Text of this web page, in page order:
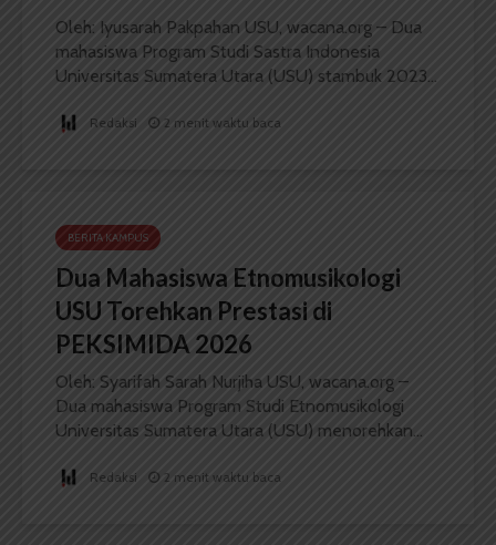
Oleh: Iyusarah Pakpahan USU, wacana.org – Dua
mahasiswa Program Studi Sastra Indonesia
Universitas Sumatera Utara (USU) stambuk 2023...
Redaksi 2 menit waktu baca
BERITA KAMPUS
Dua Mahasiswa Etnomusikologi
USU Torehkan Prestasi di
PEKSIMIDA 2026
Oleh: Syarifah Sarah Nurjiha USU, wacana.org –
Dua mahasiswa Program Studi Etnomusikologi
Universitas Sumatera Utara (USU) menorehkan...
Redaksi 2 menit waktu baca